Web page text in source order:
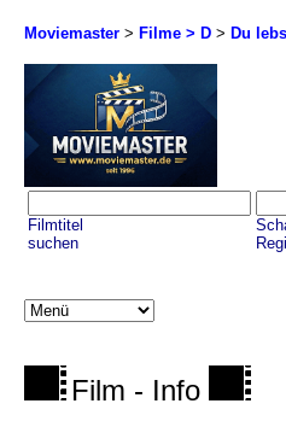
Moviemaster > Filme > D > Du
Filmtitel
suchen
Film - Info